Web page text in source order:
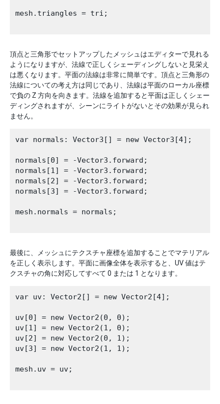
mesh.triangles = tri;
頂点と三角形でセットアップしたメッシュはエディターで見れる
ようになりますが、法線で正しくシェーディングしないと見栄え
は悪くなります。平面の法線は非常に簡単です。頂点と三角形の
法線についての考え方は同じであり、法線は平面のローカル座標
で負の Z 方向を向きます。法線を追加すると平面は正しくシェー
ディングされますが、シーンにライトがないとその効果が見られ
ません。
var normals: Vector3[] = new Vector3[4];
normals[0] = -Vector3.forward;
normals[1] = -Vector3.forward;
normals[2] = -Vector3.forward;
normals[3] = -Vector3.forward;
mesh.normals = normals;
最後に、メッシュにテクスチャ座標を追加することでマテリアル
を正しく表示します。平面に画像全体を表示すると、UV 値はテ
クスチャの角に対応してすべて 0 または 1 となります。
var uv: Vector2[] = new Vector2[4];
uv[0] = new Vector2(0, 0);
uv[1] = new Vector2(1, 0);
uv[2] = new Vector2(0, 1);
uv[3] = new Vector2(1, 1);
mesh.uv = uv;